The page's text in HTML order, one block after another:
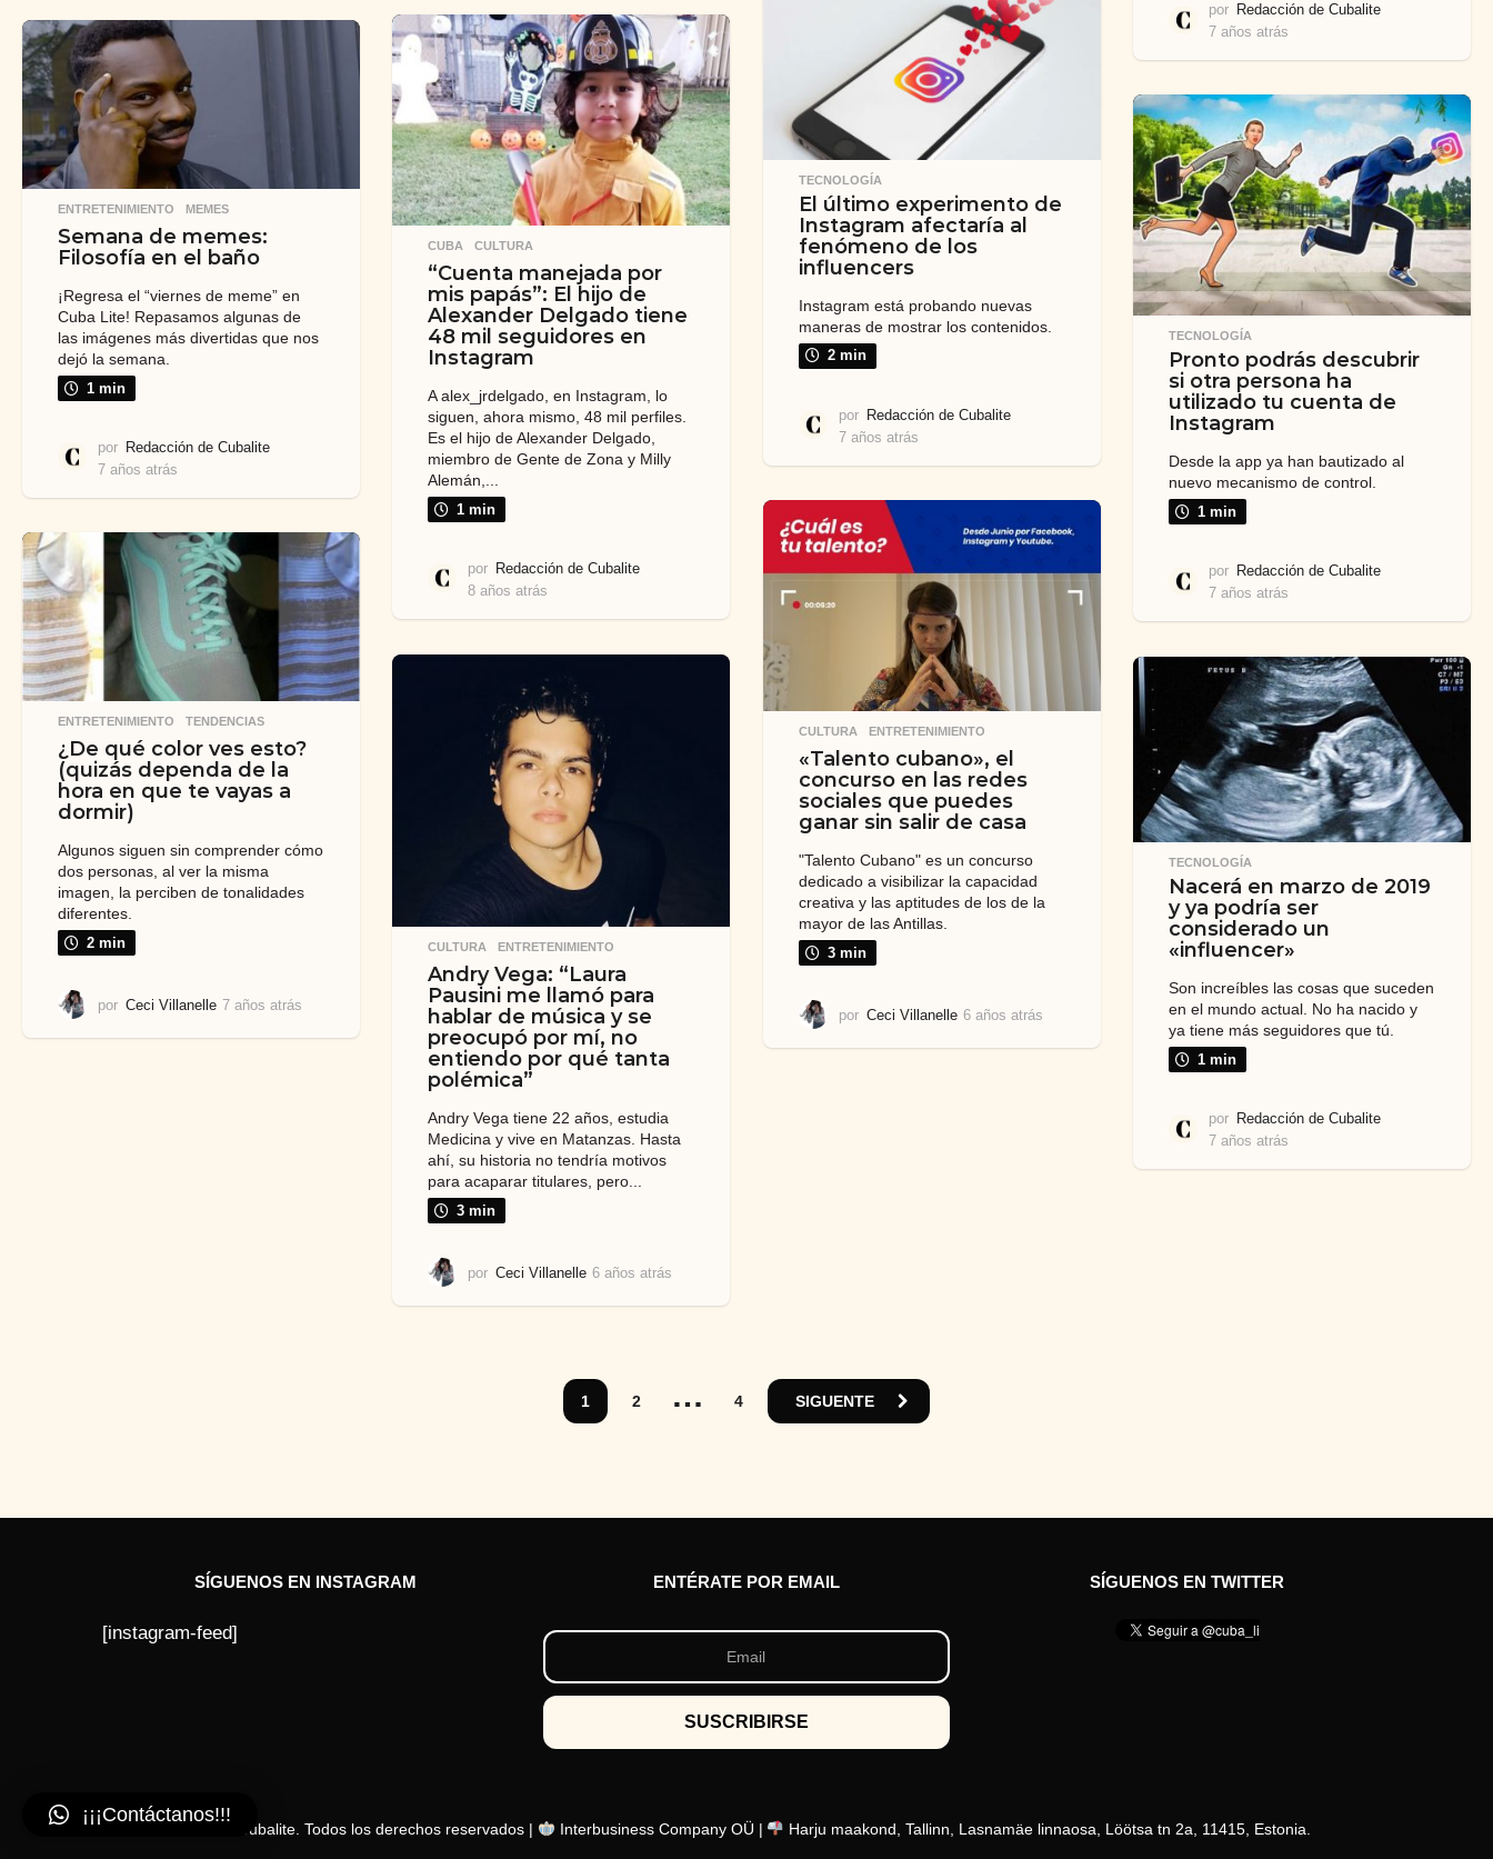
o
s
a
t
r
á
s
o
a
t
r
á
s
a
r
á
por Redacción de Cubalite
7 años atrás
o
s
a
t
r
á
s
TECNOLOGÍA
El último experimento de
Instagram afectaría al
fenómeno de los
influencers
Instagram está probando nuevas
maneras de mostrar los contenidos.
2 min
por Redacción de Cubalite
7 años atrás
o
r
á
s
CUBA ,CULTURA
“Cuenta manejada por
mis papás”: El hijo de
Alexander Delgado tiene
48 mil seguidores en
Instagram
A alex_jrdelgado, en Instagram, lo
siguen, ahora mismo, 48 mil perfiles.
Es el hijo de Alexander Delgado,
miembro de Gente de Zona y Milly
Alemán,...
1 min
por Redacción de Cubalite
8 años atrás
o
a
t
s
ENTRETENIMIENTO ,MEMES
Semana de memes:
Filosofía en el baño
¡Regresa el “viernes de meme” en
Cuba Lite! Repasamos algunas de
las imágenes más divertidas que nos
dejó la semana.
1 min
por Redacción de Cubalite
7 años atrás
o
s
a
á
TECNOLOGÍA
Pronto podrás descubrir
si otra persona ha
utilizado tu cuenta de
Instagram
Desde la app ya han bautizado al
nuevo mecanismo de control.
1 min
por Redacción de Cubalite
7 años atrás
o
s
a
t
s
CULTURA ,ENTRETENIMIENTO
«Talento cubano», el
concurso en las redes
sociales que puedes
ganar sin salir de casa
"Talento Cubano" es un concurso
dedicado a visibilizar la capacidad
creativa y las aptitudes de los de la
mayor de las Antillas.
3 min
por Ceci Villanelle 6 años atrás
ENTRETENIMIENTO ,TENDENCIAS
¿De qué color ves esto?
(quizás dependa de la
hora en que te vayas a
dormir)
Algunos siguen sin comprender cómo
dos personas, al ver la misma
imagen, la perciben de tonalidades
diferentes.
2 min
por Ceci Villanelle 7 años atrás
CULTURA ,ENTRETENIMIENTO
Andry Vega: “Laura
Pausini me llamó para
hablar de música y se
preocupó por mí, no
entiendo por qué tanta
polémica”
Andry Vega tiene 22 años, estudia
Medicina y vive en Matanzas. Hasta
ahí, su historia no tendría motivos
para acaparar titulares, pero...
3 min
por Ceci Villanelle 6 años atrás
t
TECNOLOGÍA
Nacerá en marzo de 2019
y ya podría ser
considerado un
«influencer»
Son increíbles las cosas que suceden
en el mundo actual. No ha nacido y
ya tiene más seguidores que tú.
1 min
por Redacción de Cubalite
7 años atrás
1 2 … 4 SIGUENTE
SÍGUENOS EN INSTAGRAM
[instagram-feed]
ENTÉRATE POR EMAIL SÍGUENOS EN TWITTER
© 2026 Cubalite. Todos los derechos reservados | Interbusiness Company OÜ | Harju maakond, Tallinn, Lasnamäe linnaosa, Löötsa tn 2a, 11415, Estonia.
¡¡¡Contáctanos!!!